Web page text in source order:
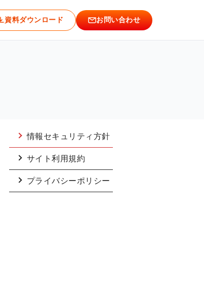
資料ダウンロード お問い合わせ
情報セキュリティ方針
サイト利用規約
プライバシーポリシー